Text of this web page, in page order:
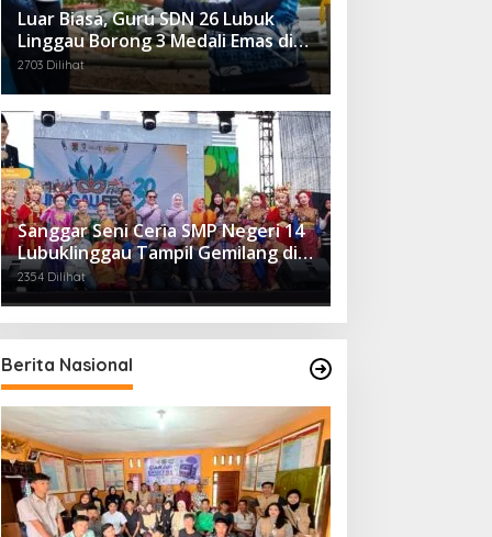
Luar Biasa, Guru SDN 26 Lubuk
Linggau Borong 3 Medali Emas di
Tiga Cabor Berbeda
2703 Dilihat
Sanggar Seni Ceria SMP Negeri 14
Lubuklinggau Tampil Gemilang di
Linggau Fest 2025
2354 Dilihat
Berita Nasional